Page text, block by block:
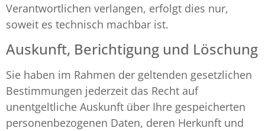
Verantwortlichen verlangen, erfolgt dies nur,
soweit es technisch machbar ist.
Auskunft, Berichtigung und Löschung
Sie haben im Rahmen der geltenden gesetzlichen
Bestimmungen jederzeit das Recht auf
unentgeltliche Auskunft über Ihre gespeicherten
personenbezogenen Daten, deren Herkunft und